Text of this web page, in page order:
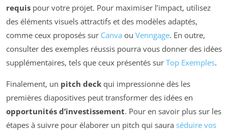
requis pour votre projet. Pour maximiser l’impact, utilisez
des éléments visuels attractifs et des modèles adaptés,
comme ceux proposés sur Canva ou Venngage. En outre,
consulter des exemples réussis pourra vous donner des idées
supplémentaires, tels que ceux présentés sur Top Exemples.
Finalement, un pitch deck qui impressionne dès les
premières diapositives peut transformer des idées en
opportunités d’investissement. Pour en savoir plus sur les
étapes à suivre pour élaborer un pitch qui saura séduire vos